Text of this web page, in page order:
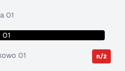
01
01
01 n/ż